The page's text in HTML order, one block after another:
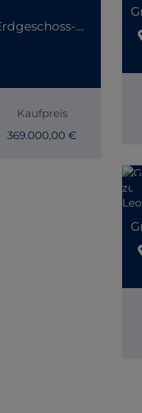
Großzügige 3-Zimmer-Erdgeschoss-Wohnung in Feldkirch | 92m² Wohnfläche | 3-Zimmer | Garage mit Montagegrube | Gemeinschaftsgarten - Perfekt für Familien oder Paare!
Kaufpreis
369.000,00 €